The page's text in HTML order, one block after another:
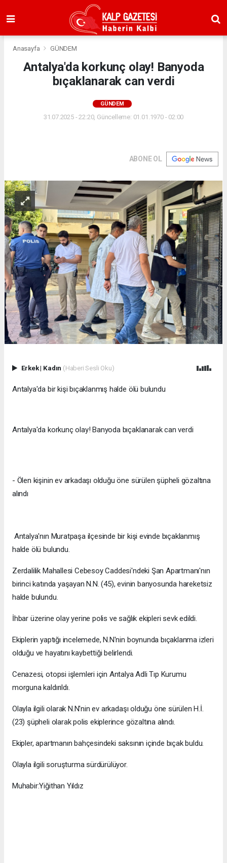
Anasayfa GÜNDEM
Antalya'da korkunç olay! Banyoda
bıçaklanarak can verdi
GÜNDEM
31.07.2025 - 22:20, Güncelleme: 01.01.1970 - 02:00
ABONE OL
Erkek| Kadın (Haberi Sesli Oku)
Antalya'da bir kişi bıçaklanmış halde ölü bulundu
Antalya'da korkunç olay! Banyoda bıçaklanarak can verdi
- Ölen kişinin ev arkadaşı olduğu öne sürülen şüpheli gözaltına
alındı
Antalya'nın Muratpaşa ilçesinde bir kişi evinde bıçaklanmış
halde ölü bulundu.
Zerdalilik Mahallesi Cebesoy Caddesi'ndeki Şan Apartmanı'nın
birinci katında yaşayan N.N. (45), evinin banyosunda hareketsiz
halde bulundu.
İhbar üzerine olay yerine polis ve sağlık ekipleri sevk edildi.
Ekiplerin yaptığı incelemede, N.N'nin boynunda bıçaklanma izleri
olduğu ve hayatını kaybettiği belirlendi.
Cenazesi, otopsi işlemleri için Antalya Adli Tıp Kurumu
morguna kaldırıldı.
Olayla ilgili olarak N.N'nin ev arkadaşı olduğu öne sürülen H.İ.
(23) şüpheli olarak polis ekiplerince gözaltına alındı.
Ekipler, apartmanın bahçesindeki saksının içinde bıçak buldu.
Olayla ilgili soruşturma sürdürülüyor.
Muhabir:Yiğithan Yıldız